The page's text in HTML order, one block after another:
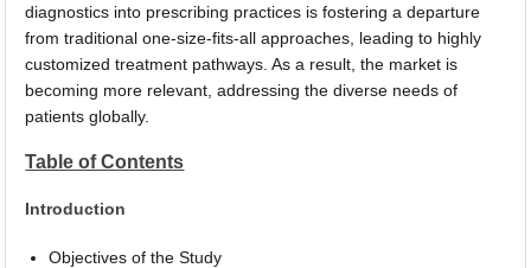
diagnostics into prescribing practices is fostering a departure
from traditional one-size-fits-all approaches, leading to highly
customized treatment pathways. As a result, the market is
becoming more relevant, addressing the diverse needs of
patients globally.
Table of Contents
Introduction
Objectives of the Study